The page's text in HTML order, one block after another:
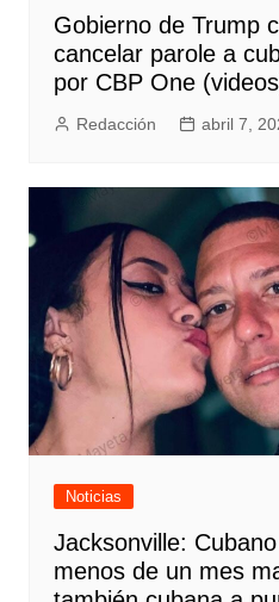
Gobierno de Trump
cancelar parole a
por CBP One
Redacción abril 7,
Noticias
Jacksonville:
menos de un mes